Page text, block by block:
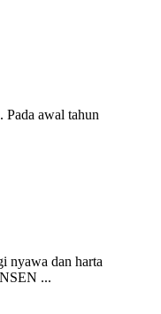
Pada awal tahun
nyawa dan harta
...